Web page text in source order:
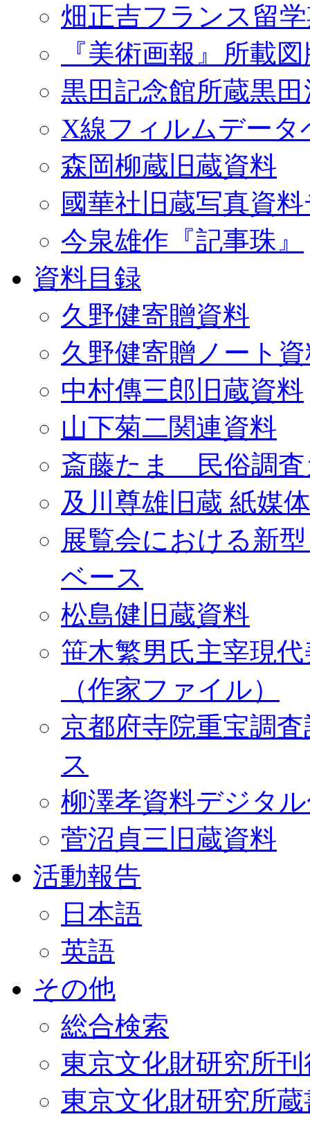
畑正吉フランス留
『美術画報』所載
黒田記念館所蔵黒
X線フィルムデータ
森岡柳蔵旧蔵資料
國華社旧蔵写真資
今泉雄作『記事珠』
資料目録
久野健寄贈資料
久野健寄贈ノート
中村傳三郎旧蔵資料
山下菊二関連資料
斎藤たま 民俗調査
及川尊雄旧蔵 紙媒
展覧会における新
ベース
松島健旧蔵資料
笹木繁男氏主宰現
（作家ファイル）
京都府寺院重宝調
ス
柳澤孝資料デジタ
菅沼貞三旧蔵資料
活動報告
日本語
英語
その他
総合検索
東京文化財研究所
東京文化財研究所